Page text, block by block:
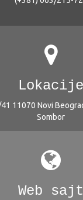
Lokacije
11070 Novi
Sombor
Web sajt